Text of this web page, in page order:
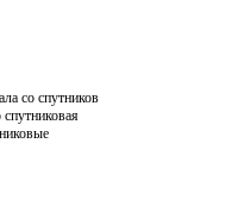
со спутников
спутниковая